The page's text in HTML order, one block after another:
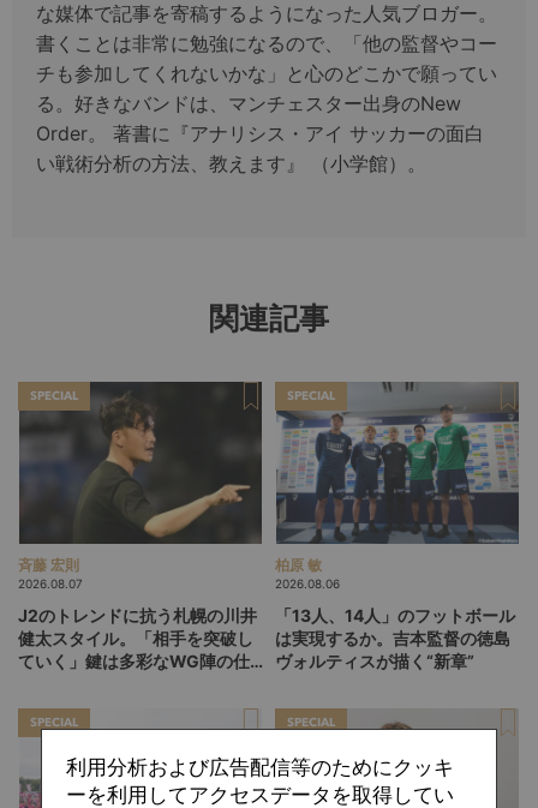
な媒体で記事を寄稿するようになった人気ブロガー。
書くことは非常に勉強になるので、「他の監督やコー
チも参加してくれないかな」と心のどこかで願ってい
る。好きなバンドは、マンチェスター出身のNew
Order。 著書に『アナリシス・アイ サッカーの面白
い戦術分析の方法、教えます』 （小学館）。
関連記事
SPECIAL
斉藤 宏則
2026.08.07
J2のトレンドに抗う札幌の川井
健太スタイル。「相手を突破し
ていく」鍵は多彩なWG陣の仕
SPECIAL
柏原 敏
2026.08.06
「13人、14人」のフットボール
は実現するか。吉本監督の徳島
ヴォルティスが描く“新章”
SPECIAL SPECIAL
利用分析および広告配信等のためにクッキ
ーを利用してアクセスデータを取得してい